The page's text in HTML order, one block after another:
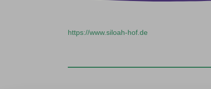
https://www.siloah-hof.de